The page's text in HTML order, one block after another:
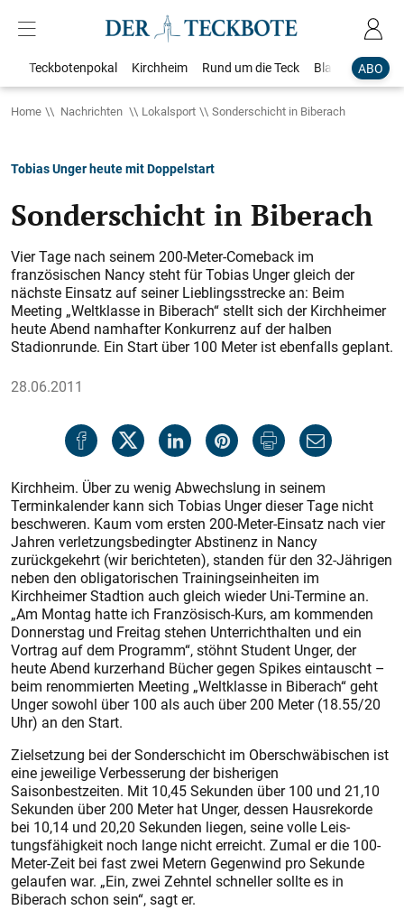
ABO
Teckbotenpokal Kirchheim Rund um die Teck Blaulicht
Home Nachrichten Lokalsport Sonderschicht in Biberach
Tobias Unger heute mit Doppelstart
Sonderschicht in Biberach
Vier Tage nach seinem 200-Meter-Comeback im
französischen Nancy steht für Tobias Unger gleich der
nächste Einsatz auf seiner Lieblingsstrecke an: Beim
Meeting „Weltklasse in Bibe­rach“ stellt sich der Kirchheimer
heute Abend namhafter Konkurrenz auf der halben
Stadionrunde. Ein Start über 100 Meter ist ebenfalls geplant.
28.06.2011
Kirchheim. Über zu wenig Abwechslung in seinem
Terminkalender kann sich Tobias Unger dieser Tage nicht
beschweren. Kaum vom ersten 200-Meter-Einsatz nach vier
Jahren verletzungsbedingter Abstinenz in Nancy
zurückgekehrt (wir berichteten), standen für den 32-Jährigen
neben den obligatorischen Trainingseinheiten im
Kirchheimer Stadtion auch gleich wieder Uni-Termine an.
„Am Montag hatte ich Französisch-Kurs, am kommenden
Donnerstag und Freitag stehen Unterrichthalten und ein
Vortrag auf dem Programm“, stöhnt Student Unger, der
heute Abend kurzerhand Bücher gegen Spikes eintauscht –
beim renommierten Meeting „Weltklasse in Biberach“ geht
Unger sowohl über 100 als auch über 200 Meter (18.55/20
Uhr) an den Start.
Zielsetzung bei der Sonderschicht im Oberschwäbischen ist
eine jeweilige Verbesserung der bisherigen
Saisonbestzeiten. Mit 10,45 Sekunden über 100 und 21,10
Sekunden über 200 Meter hat Unger, dessen Hausrekorde
bei 10,14 und 20,20 Sekunden liegen, seine volle Leis­
tungsfähigkeit noch lange nicht erreicht. Zumal er die 100-
Meter-Zeit bei fast zwei Metern Gegenwind pro Sekunde
gelaufen war. „Ein, zwei Zehntel schneller sollte es in
Biberach schon sein“, sagt er.